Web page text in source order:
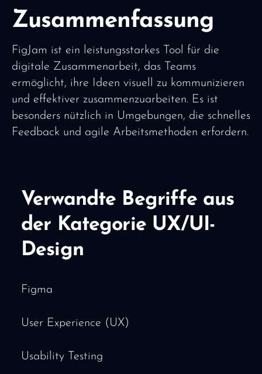
Zusammenfassung
FigJam ist ein leistungsstarkes Tool für die
digitale Zusammenarbeit, das Teams
ermöglicht, ihre Ideen visuell zu kommunizieren
und effektiver zusammenzuarbeiten. Es ist
besonders nützlich in Umgebungen, die schnelles
Feedback und agile Arbeitsmethoden erfordern.
Verwandte Begriffe aus
der Kategorie UX/UI-
Design
Figma
User Experience (UX)
Usability Testing